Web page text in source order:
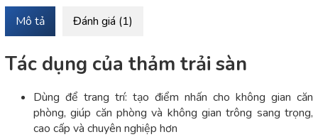
Mô tả Đánh giá (1)
Tác dụng của thảm trải sàn
Dùng để trang trí: tạo điểm nhấn cho không gian căn
phòng, giúp căn phòng và không gian trông sang trọng,
cao cấp và chuyên nghiệp hơn